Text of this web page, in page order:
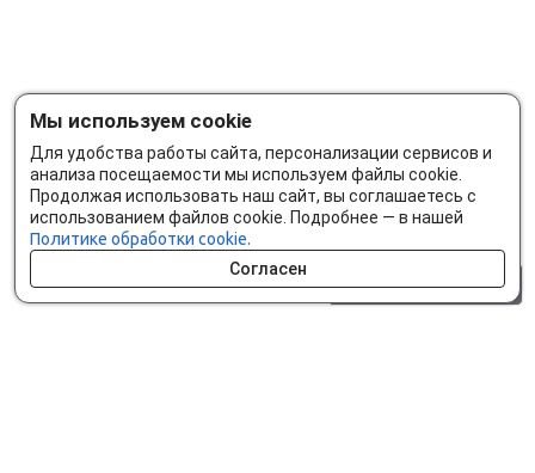
Мы используем cookie
Для удобства работы сайта, персонализации сервисов и
анализа посещаемости мы используем файлы cookie.
Продолжая использовать наш сайт, вы соглашаетесь с
использованием файлов cookie. Подробнее — в нашей
Политике обработки cookie.
Согласен